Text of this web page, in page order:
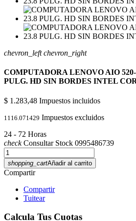
chevron_left chevron_right
COMPUTADORA LENOVO AIO
PULG. HD SIN BORDES INTEL
$ 1.283,48 Impuestos incluidos
1116.071429 Impuestos excluidos
24 - 72 Horas
checkConsultar Stock 0995486739
shopping_cartAñadir al carrito
Compartir
Compartir
Tuitear
Calcula Tus Cuotas